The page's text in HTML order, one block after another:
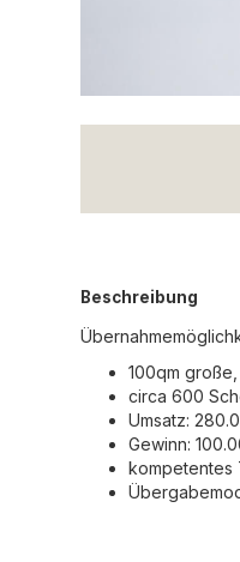
Beschreibung
100qm
circa 600
Umsatz:
Gewinn:
kompetentes